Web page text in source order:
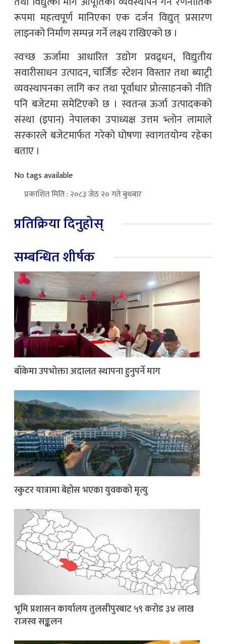
रूपमा महत्वपूर्ण मानिएका एक दर्जन विद्युत् प्रसारण
लाइनको निर्माण सम्पन्न गर्ने लक्ष्य राखिएको छ ।
स्वच्छ ऊर्जामा आधारित उद्योग प्रवद्र्धन, विद्युतीय
सवारीसाधन उत्पादन, चार्जिङ स्टेशन विस्तार तथा ब्याट्री
व्यवस्थापनका लागि कर तथा पूर्वाधार प्रोत्साहनको नीति
पनि बजेटमा समेटिएको छ । स्वतन्त्र ऊर्जा उत्पादकको
संस्था (इपान) नेपालका उपाध्यक्ष उत्तम भ्लोन लामाले
सरकारले बजेटमार्फत गरेको घोषणा स्वागतयोग्य रहेका
बताए ।
No tags available
प्रकाशित मिति : २०८३ जेठ २० गते बुधबार
प्रतिक्रिया दिनुहोस्
सम्बन्धित शीर्षक
बाँकेमा उपभोक्ता अदालत स्थापना हुनुपर्ने माग
स्कुटर यात्रामा बेहोस भएका युवकको मृत्यु
भूमि प्रशासन कार्यालय तुलसीपुरबाट ५९ करोड ३४ लाख
राजस्व सङ्कलन